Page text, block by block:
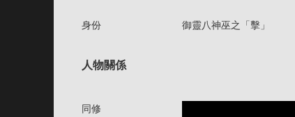
身份 御靈八神巫之「擊」
人物關係
同修